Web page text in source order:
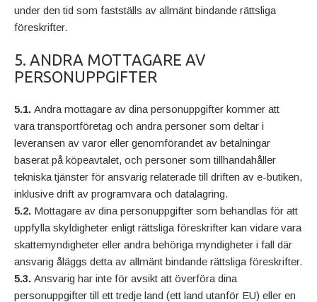
under den tid som fastställs av allmänt bindande rättsliga
föreskrifter.
5. ANDRA MOTTAGARE AV
PERSONUPPGIFTER
5.1.Andra mottagare av dina personuppgifter kommer att
vara transportföretag och andra personer som deltar i
leveransen av varor eller genomförandet av betalningar
baserat på köpeavtalet, och personer som tillhandahåller
tekniska tjänster för ansvarig relaterade till driften av e-butiken,
inklusive drift av programvara och datalagring.
5.2. Mottagare av dina personuppgifter som behandlas för att
uppfylla skyldigheter enligt rättsliga föreskrifter kan vidare vara
skattemyndigheter eller andra behöriga myndigheter i fall där
ansvarig åläggs detta av allmänt bindande rättsliga föreskrifter.
5.3.Ansvarig har inte för avsikt att överföra dina
personuppgifter till ett tredje land (ett land utanför EU) eller en